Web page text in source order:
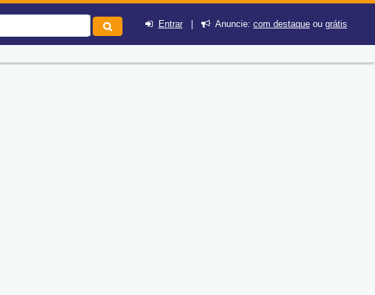
Entrar| Anuncie: com destaqueou grátis